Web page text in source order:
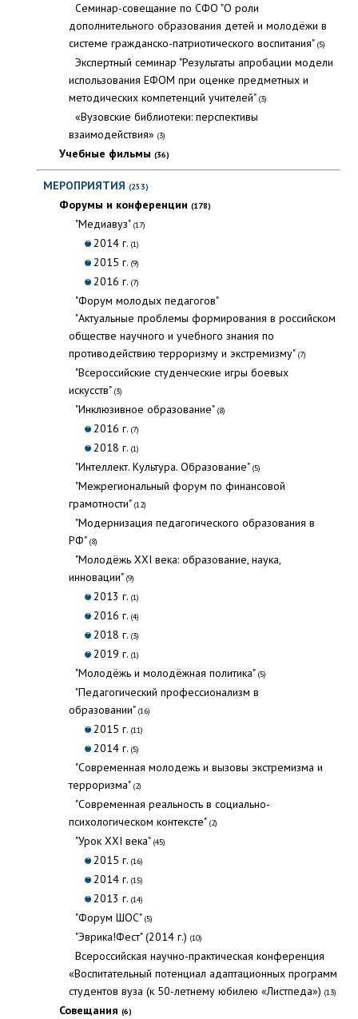
Семинар-совещание по СФО "О роли
дополнительного образования детей и молодёжи в
системе гражданско-патриотического воспитания" (5)
Экспертный семинар "Результаты апробации модели
использования ЕФОМ при оценке предметных и
методических компетенций учителей" (3)
«Вузовские библиотеки: перспективы
взаимодействия» (3)
Учебные фильмы (36)
МЕРОПРИЯТИЯ (253)
Форумы и конференции (178)
"Медиавуз" (17)
2014 г. (1)
2015 г. (9)
2016 г. (7)
"Форум молодых педагогов"
"Актуальные проблемы формирования в российском
обществе научного и учебного знания по
противодействию терроризму и экстремизму" (7)
"Всероссийские студенческие игры боевых
искусств" (3)
"Инклюзивное образование" (8)
2016 г. (7)
2018 г. (1)
"Интеллект. Культура. Образование" (5)
"Межрегиональный форум по финансовой
грамотности" (12)
"Модернизация педагогического образования в
РФ" (8)
"Молодёжь XXI века: образование, наука,
инновации" (9)
2013 г. (1)
2016 г. (4)
2018 г. (3)
2019 г. (1)
"Молодёжь и молодёжная политика" (5)
"Педагогический профессионализм в
образовании" (16)
2015 г. (11)
2014 г. (5)
"Современная молодежь и вызовы экстремизма и
терроризма" (2)
"Современная реальность в социально-
психологическом контексте" (2)
"Урок XXI века" (45)
2015 г. (16)
2014 г. (15)
2013 г. (14)
"Форум ШОС" (5)
"Эврика!Фест" (2014 г.) (10)
Всероссийская научно-практическая конференция
«Воспитательный потенциал адаптационных программ
студентов вуза (к 50-летнему юбилею «Листпеда») (13)
Совещания (6)